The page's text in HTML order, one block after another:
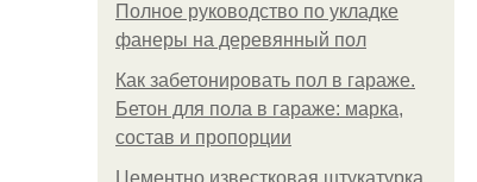
Полное руководство по укладке
фанеры на деревянный пол
Как забетонировать пол в гараже.
Бетон для пола в гараже: марка,
состав и пропорции
Цементно известковая штукатурка